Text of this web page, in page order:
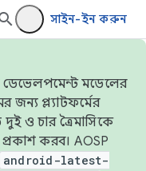
সাইন-ইন করুন
ডেভেলপমেন্ট মডেলের
জন্য প্ল্যাটফর্মের
ও চার ত্রৈমাসিকে
করব। AOSP
android-latest-